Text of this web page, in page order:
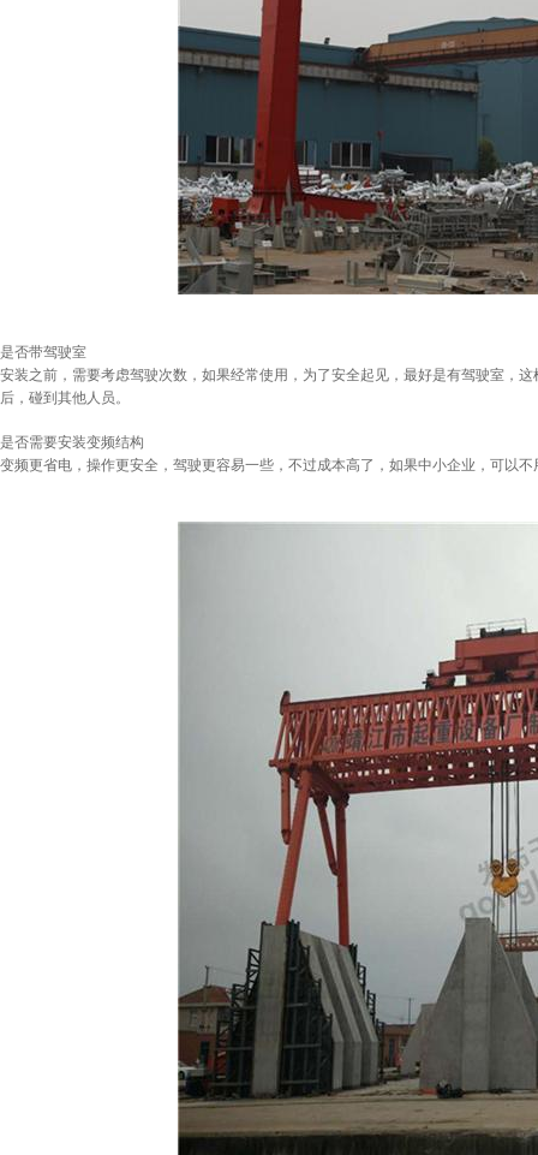
是否带驾驶室
安装之前，需要考虑驾驶次数，如果经常使用，为了安全起见，最好是有驾驶室，
后，碰到其他人员。
是否需要安装变频结构
变频更省电，操作更安全，驾驶更容易一些，不过成本高了，如果中小企业，可以